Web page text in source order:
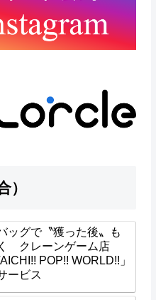
）
ッグで〝獲った後〟も
クレーンゲーム店
POP!! WORLD!!」
ービス